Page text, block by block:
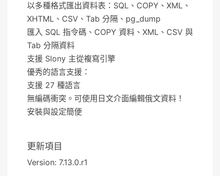
以多種格式匯出資料表：SQL、COPY、XML、
XHTML、CSV、Tab 分隔、pg_dump
匯入 SQL 指令碼、COPY 資料、XML、CSV 與
Tab 分隔資料
支援 Slony 主從複寫引擎
優秀的語言支援：
支援 27 種語言
無編碼衝突。可使用日文介面編輯俄文資料！
安裝與設定簡便
更新項目
Version: 7.13.0.r1